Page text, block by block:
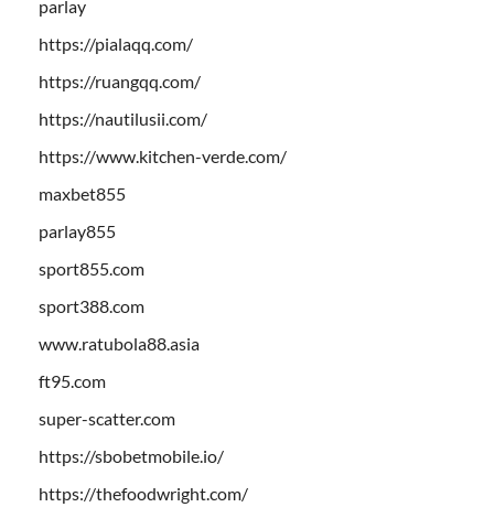
parlay
https://pialaqq.com/
https://ruangqq.com/
https://nautilusii.com/
https://www.kitchen-verde.com/
maxbet855
parlay855
sport855.com
sport388.com
www.ratubola88.asia
ft95.com
super-scatter.com
https://sbobetmobile.io/
https://thefoodwright.com/